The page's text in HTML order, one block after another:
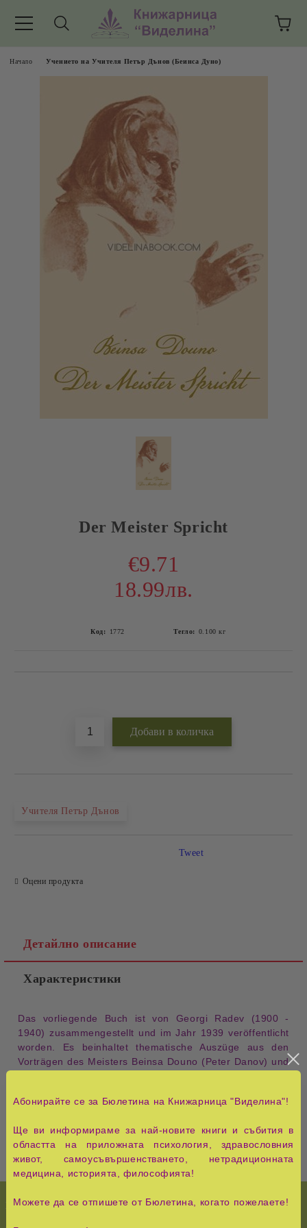
Начало Учението на Учителя Петър Дънов (Беинса Дуно)
Der Meister Spricht
€9.71
18.99лв.
Код: 1772 Тегло: 0.100 кг
Учителя Петър Дънов
Оцени продукта
Tweet
Детайлно описание
Характеристики
Das vorliegende Buch ist von Georgi Radev (1900 -
1940) zusammengestellt und im Jahr 1939 veröffentlicht
worden. Es beinhaltet thematische Auszüge aus den
Vorträgen des Meisters Beinsa Douno (Peter Danov) und
russischer, deutscher, englischer und französischer
НОВО! История и Съвременност
Абонирайте се за Бюлетина на Книжарница "Виделина"!
Ще ви информираме за най-новите книги и събития в
областта на приложната психология, здравословния
живот, самоусъвършенстването, нетрадиционната
медицина, историята, философията!
Можете да се отпишете от Бюлетина, когато пожелаете!